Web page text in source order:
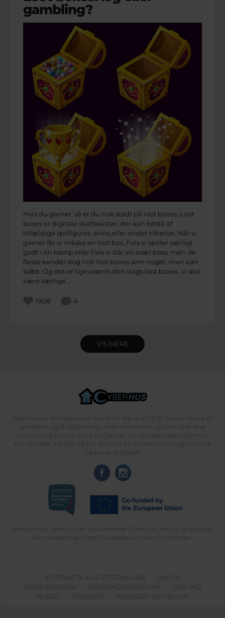
gambling?
Hvis du gamer, så er du nok stødt på loot boxes. Loot
boxes er digitale skattekister, der kan bestå af
tilfældige spilfigurer, skins eller andet tilbehør. Når vi
gamer får vi måske en loot box, hvis vi spiller særligt
godt i en kamp eller hvis vi slår en svær boss, men de
fleste kender dog nok loot boxes som noget, man kan
købe. Og det er lige præcis den slags loot boxes, vi skal
være særlige...
1908 4
VIS MERE
Cyberhus er et klubhus på nettet for dig op til 25 år. Du kan skrive til
en voksen og få rådgivning i vores brevkasser og chat, dele dine
tanker i ung-til-ung eller bare hænge ud, og læse med. I Cyberhus
kan du være dig selv, og har du brug for en voksen, vil vi gerne lytte
og prøve at hjælpe
Indholdet på dette site er udelukkende Cyberhus' ansvar og afspejler
ikke nødvendigvis den Europæiske Unions holdninger.
KONTAKT & KLAGEFORMULAR
OM OS
COOKIEPOLITIK
PERSONDATAPOLITIK
LOG IND
BLOGS
PODCAST TEMASIDE OM NETLIV